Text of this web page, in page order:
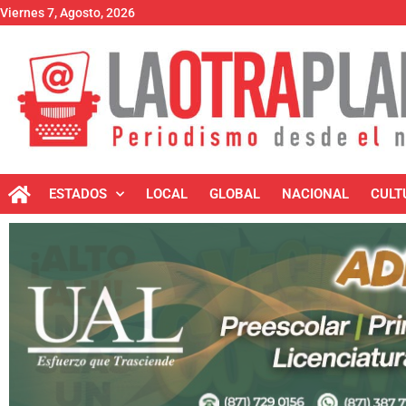
Viernes 7, Agosto, 2026
ESTADOS LOCAL GLOBAL NACIONAL